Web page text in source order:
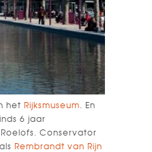
het Rijksmuseum . En
6 jaar
Conservator
Rembrandt van Rijn